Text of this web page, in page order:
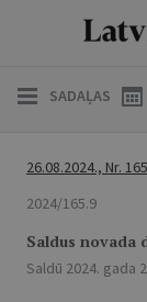
SADAĻAS
26.08.2024., Nr. 165
2024/165.9
Saldus novada
Saldū 2024. gada